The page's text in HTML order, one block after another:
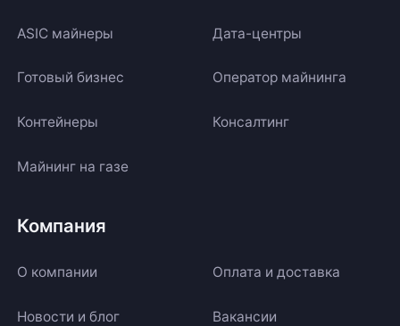
ASIC майнеры
Готовый бизнес
Контейнеры
Майнинг на газе
Дата-центры
Оператор майнинга
Консалтинг
Компания
О компании Оплата и доставка
Новости и блог Вакансии